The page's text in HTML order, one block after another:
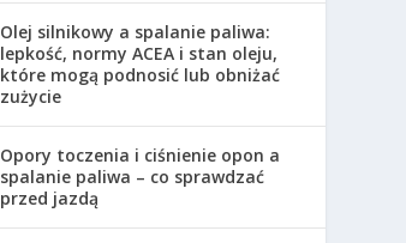
Olej silnikowy a spalanie paliwa:
lepkość, normy ACEA i stan oleju,
które mogą podnosić lub obniżać
zużycie
Opory toczenia i ciśnienie opon a
spalanie paliwa – co sprawdzać
przed jazdą